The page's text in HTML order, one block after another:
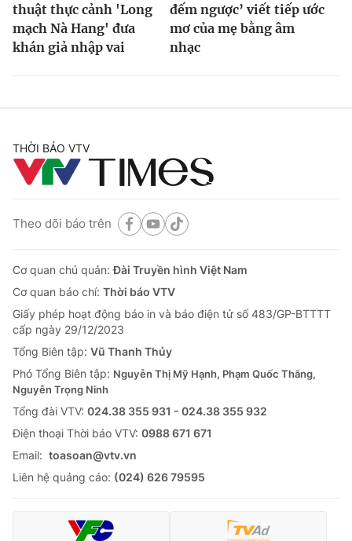
thuật thực cảnh 'Long
mạch Nà Hang' đưa
khán giả nhập vai
đếm ngược’ viết tiếp ước
mơ của mẹ bằng âm
nhạc
THỜI BÁO VTV
Theo dõi báo trên
Cơ quan chủ quản:Đài Truyền hình Việt Nam
Cơ quan báo chí: Thời báo VTV
Giấy phép hoạt động báo in và báo điện tử số 483/GP-BTTTT
cấp ngày 29/12/2023
Tổng Biên tập: Vũ Thanh Thủy
Phó Tổng Biên tập: Nguyễn Thị Mỹ Hạnh, Phạm Quốc Thắng,
Nguyễn Trọng Ninh
Tổng đài VTV: 024.38 355 931 - 024.38 355 932
Ðiện thoại Thời báo VTV: 0988 671 671
Email: toasoan@vtv.vn
Liên hệ quảng cáo: (024) 626 79595